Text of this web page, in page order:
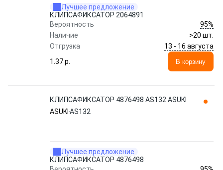
Лучшее предложение
КЛИПСАФИКСАТОР 2064891
Вероятность
95%
Наличие
>20 шт.
Отгрузка
13 - 16 августа
1.37 p.
В корзину
КЛИПСАФИКСАТОР 4876498 AS132 ASUKI
ASUKI AS132
Лучшее предложение
КЛИПСАФИКСАТОР 4876498